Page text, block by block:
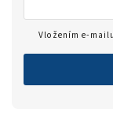
Vložením e-